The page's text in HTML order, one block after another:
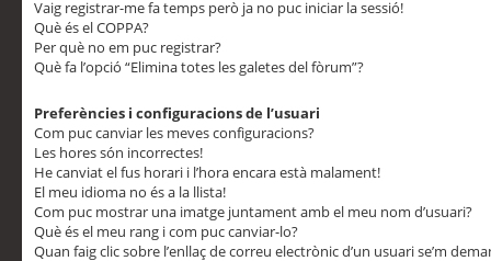
Vaig registrar-me fa temps però ja no puc iniciar la sessió!
Què és el COPPA?
Per què no em puc registrar?
Què fa l’opció “Elimina totes les galetes del fòrum”?
Preferències i configuracions de l’usuari
Com puc canviar les meves configuracions?
Les hores són incorrectes!
He canviat el fus horari i l’hora encara està malament!
El meu idioma no és a la llista!
Com puc mostrar una imatge juntament amb el meu nom d’usuari?
Què és el meu rang i com puc canviar-lo?
Quan faig clic sobre l’enllaç de correu electrònic d’un usuari se’m